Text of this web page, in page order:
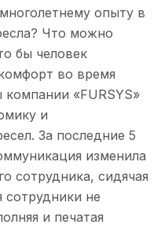
опыту в
Что можно
бы человек
во время
«FURSYS»
и
За последние 5
изменила
сотрудника, сидячая
сотрудники не
и печатая